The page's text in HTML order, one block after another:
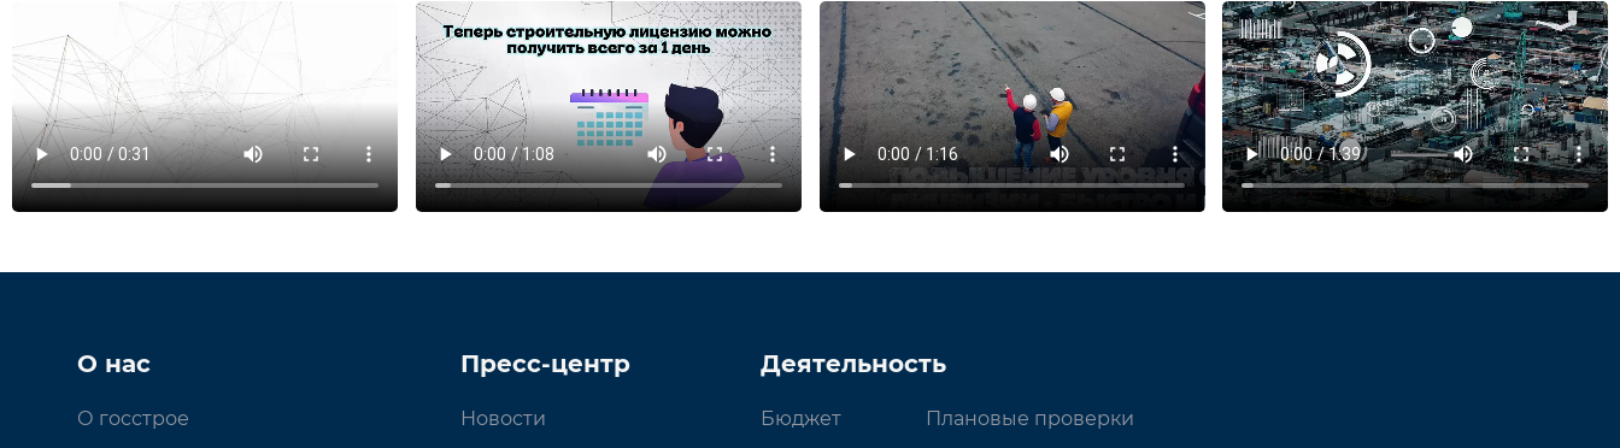
О нас
О госстрое
Пресс-центр
Новости
Деятельность
Бюджет Плановые проверки